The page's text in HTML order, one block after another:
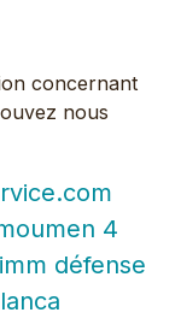
concernant
nous
4
défense